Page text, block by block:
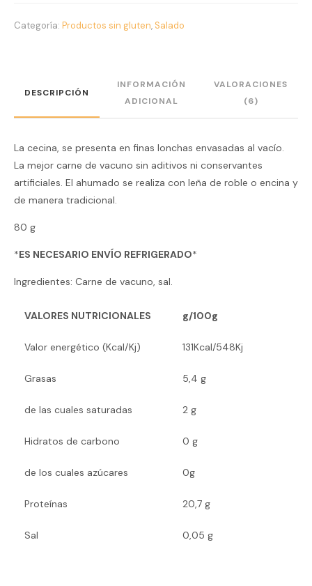
Categoría: Productos sin gluten, Salado
DESCRIPCIÓN
INFORMACIÓN
ADICIONAL
VALORACIONES
(6)
La cecina, se presenta en finas lonchas envasadas al vacío.
La mejor carne de vacuno sin aditivos ni conservantes
artificiales. El ahumado se realiza con leña de roble o encina y
de manera tradicional.
80 g
*ES NECESARIO ENVÍO REFRIGERADO*
Ingredientes: Carne de vacuno, sal.
VALORES NUTRICIONALES g/100g
Valor energético (Kcal/Kj) 131Kcal/548Kj
Grasas 5,4 g
de las cuales saturadas 2 g
Hidratos de carbono 0 g
de los cuales azúcares 0g
Proteínas 20,7 g
Sal 0,05 g